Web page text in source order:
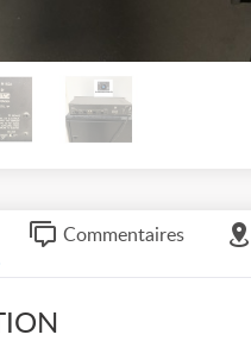
Commentaires